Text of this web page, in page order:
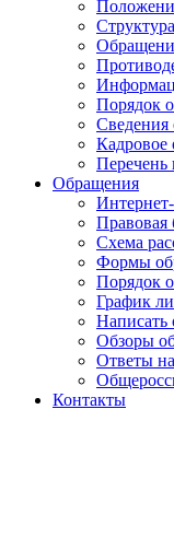
Структура
Порядок
Сведения
Кадровое
Обращения
Правовая
Схема
Формы
Порядок
График
Написать
Обзоры
Ответы
Контакты